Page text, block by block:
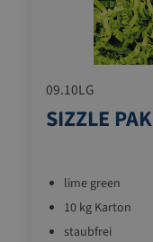
09.10LG
SIZZLE PAK
lime green
10 kg Karton
staubfrei